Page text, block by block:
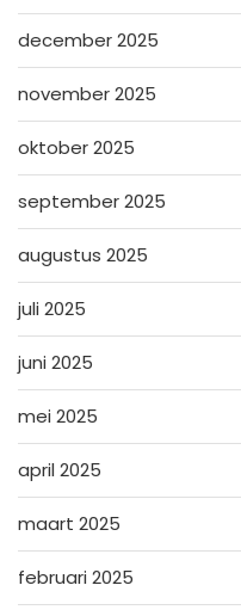
december 2025
november 2025
oktober 2025
september 2025
augustus 2025
juli 2025
juni 2025
mei 2025
april 2025
maart 2025
februari 2025